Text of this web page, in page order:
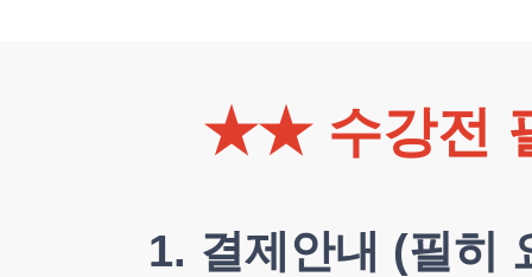
★★ 수강전
1. 결제안내 (필히